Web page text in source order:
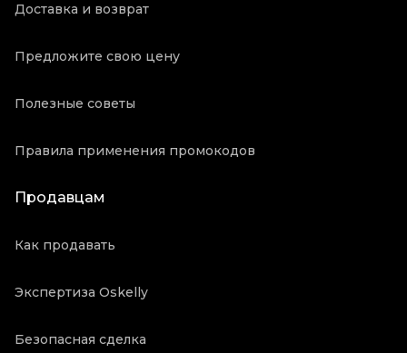
Доставка и возврат
Предложите свою цену
Полезные советы
Правила применения промокодов
Продавцам
Как продавать
Экспертиза Oskelly
Безопасная сделка